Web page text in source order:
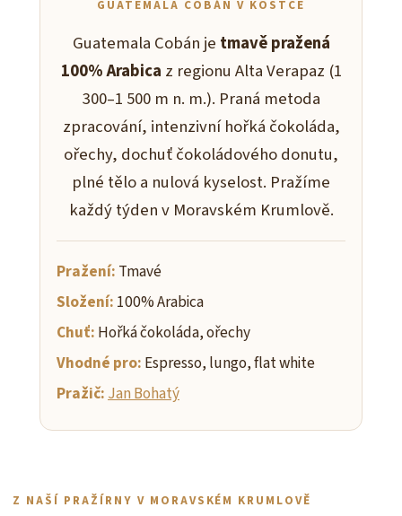
GUATEMALA COBÁN V KOSTCE
Guatemala Cobán je tmavě pražená
100% Arabica z regionu Alta Verapaz (1
300–1 500 m n. m.). Praná metoda
zpracování, intenzivní hořká čokoláda,
ořechy, dochuť čokoládového donutu,
plné tělo a nulová kyselost. Pražíme
každý týden v Moravském Krumlově.
Pražení: Tmavé
Složení: 100% Arabica
Chuť: Hořká čokoláda, ořechy
Vhodné pro: Espresso, lungo, flat white
Pražič:Jan Bohatý
Z NAŠÍ PRAŽÍRNY V MORAVSKÉM KRUMLOVĚ